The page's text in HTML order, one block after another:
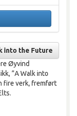
into the Future
Øyvind
”A Walk into
fire verk, fremført